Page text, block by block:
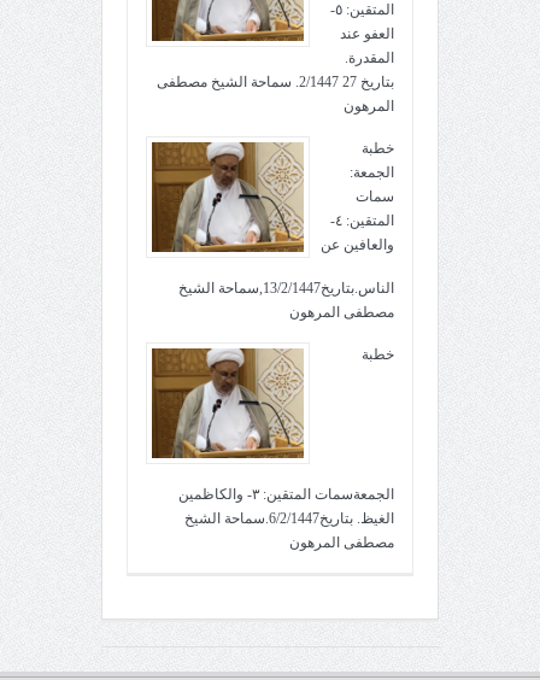
المتقين: ٥-
العفو عند
المقدرة.
بتاريخ 27 2/1447. سماحة الشيخ مصطفى
المرهون
خطبة
الجمعة:
سمات
المتقين: ٤-
والعافين عن
الناس.بتاريخ13/2/1447,سماحة الشيخ
مصطفى المرهون
خطبة
الجمعةسمات المتقين: ٣- والكاظمين
الغيظ. بتاريخ6/2/1447.سماحة الشيخ
مصطفى المرهون